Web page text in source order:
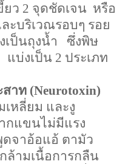
ยว 2 จุดชัดเจน หรือ
ะบริเวณรอบๆ รอย
เป็นถุงน้ำ
ซึ่งพิษ
แบ่งเป็น 2 ประเภท
าท (Neurotoxin)
เหลี่ยม และงู
กแขนไม่มีแรง
ดจาอ้อแอ้ ตามัว
ล้ามเนื้อการกลืน